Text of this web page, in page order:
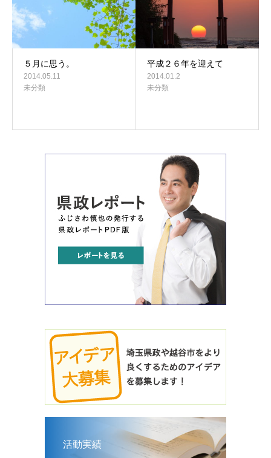
５月に思う。
2014.05.11
未分類
平成２６年を迎えて
2014.01.2
未分類
活動実績